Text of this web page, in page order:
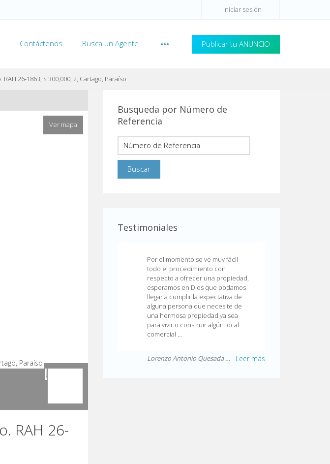
Iniciar sesión
Publicar tu ANUNCIO
Contáctenos Busca un Agente
26-1863, $ 300,000, 2, Cartago, Paraíso
Busqueda por Número de
Referencia
Testimoniales
Por el momento se ve muy fácil
todo el procedimiento con
respecto a ofrecer una propiedad,
esperamos en Dios que podamos
llegar a cumplir la expectativa de
alguna persona que necesite de
una hermosa propiedad ya sea
para vivir o construir algún local
comercial …
Leer más
Lorenzo Antonio Quesada Zúñiga
Ver mapa
RAH 26-